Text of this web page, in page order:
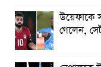
উয়েফাকে
গেলেন,